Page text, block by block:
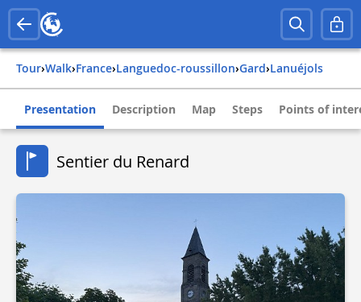
Tour› Walk› france› languedoc-roussillon› gard› lanuéjols
Presentation Description Map Steps Points of
Sentier du Renard